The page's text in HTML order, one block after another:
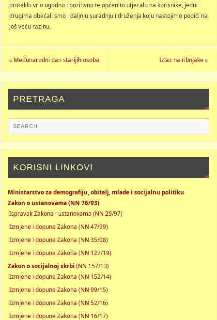
proteklo vrlo ugodno i pozitivno te općenito utjecalo na korisnike, jedni
drugima obećali smo i daljnju suradnju i druženja koju nastojimo podići na
još veću razinu.
«Međunarodni dan starijih osoba Izlaz na ribnjake»
PRETRAGA
KORISNI LINKOVI
Ministarstvo za demografiju, obitelj, mlade i socijalnu politiku
Zakon o ustanovama (NN 76/93)
Ispravak Zakona i ustanovama (NN 29/97)
Izmjene i dopune Zakona (NN 47/99)
Izmjene i dopune Zakona (NN 35/08)
Izmjene i dopune Zakona (NN 127/19)
Zakon o socijalnoj skrbi (NN 157/13)
Izmjene i dopune Zakona (NN 152/14)
Izmjene i dopune Zakona (NN 99/15)
Izmjene i dopune Zakona (NN 52/16)
Izmjene i dopune Zakona (NN 16/17)